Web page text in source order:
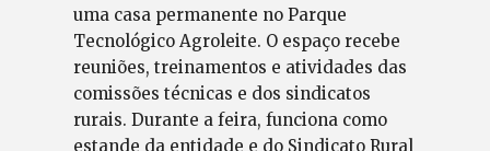
uma casa permanente no Parque
Tecnológico Agroleite. O espaço recebe
reuniões, treinamentos e atividades das
comissões técnicas e dos sindicatos
rurais. Durante a feira, funciona como
estande da entidade e do Sindicato Rural